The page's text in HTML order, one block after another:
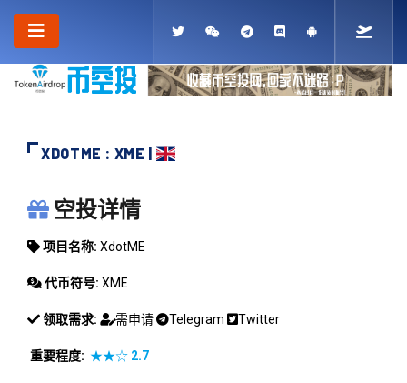
XDOTME : XME |
XDOTME
空投详情
项目名称: XdotME
代币符号: XME
领取需求: 需申请 Telegram Twitter
重要程度: ★★☆ 2.7